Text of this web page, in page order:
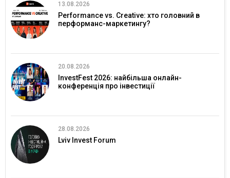
13.08.2026
Performance vs. Creative: хто головний в
перформанс-маркетингу?
20.08.2026
InvestFest 2026: найбільша онлайн-
конференція про інвестиції
28.08.2026
Lviv Invest Forum